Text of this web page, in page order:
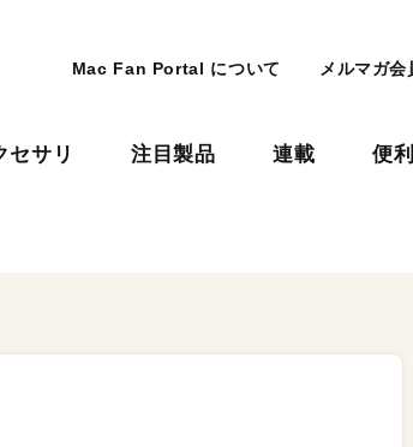
Mac Fan Portal について メルマガ会
セサリ 注目製品 連載 便